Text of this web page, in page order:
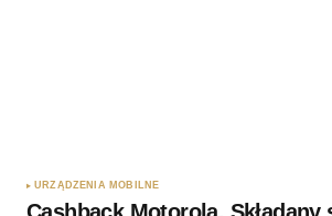
URZĄDZENIA MOBILNE